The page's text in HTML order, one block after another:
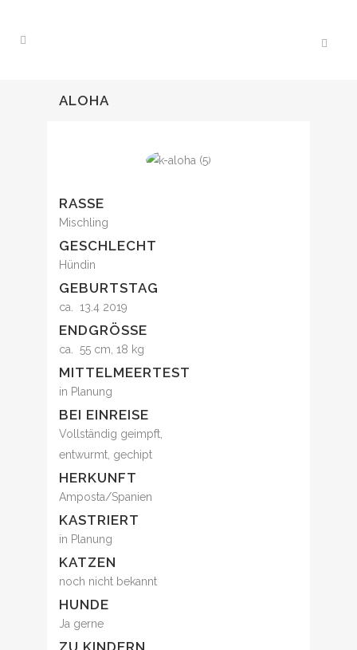
ALOHA
RASSE
Mischling
GESCHLECHT
Hündin
GEBURTSTAG
ca. 13.4 2019
ENDGRÖSSE
ca. 55 cm, 18 kg
MITTELMEERTEST
in Planung
BEI EINREISE
Vollständig geimpft,
entwurmt, gechipt
HERKUNFT
Amposta/Spanien
KASTRIERT
in Planung
KATZEN
noch nicht bekannt
HUNDE
Ja gerne